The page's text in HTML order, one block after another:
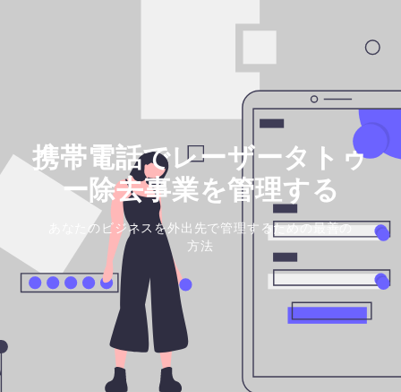
携帯電話でレーザータトゥ
ー除去事業を管理する
あなたのビジネスを外出先で管理するための最善の
方法